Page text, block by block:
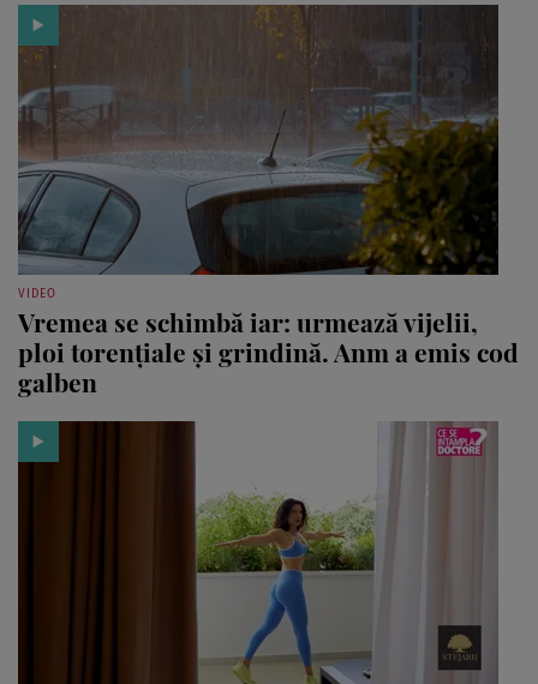
VIDEO
Vremea se schimbă iar: urmează vijelii,
ploi torențiale și grindină. Anm a emis cod
galben